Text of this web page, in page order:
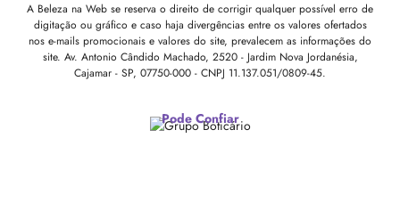
A Beleza na Web se reserva o direito de corrigir qualquer possível erro de
digitação ou gráfico e caso haja divergências entre os valores ofertados
nos e-mails promocionais e valores do site, prevalecem as informações do
site. Av. Antonio Cândido Machado, 2520 - Jardim Nova Jordanésia,
Cajamar - SP, 07750-000 - CNPJ 11.137.051/0809-45.
Pode Confiar